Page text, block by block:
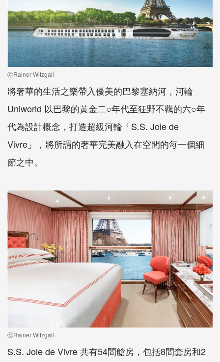
ⓒRainer Witzgall
將奢華的生活之樂帶入優美的巴黎塞納河，河輪
Uniworld 以巴黎的黃金二○年代至狂野不覊的六○年
代為設計概念，打造超級河輪「S.S. Joie de
Vivre」，將所謂的奢華完美融入在空間的每一個細
節之中。
ⓒRainer Witzgall
S.S. Joie de Vivre 共有54間艙房，包括8間套房和2